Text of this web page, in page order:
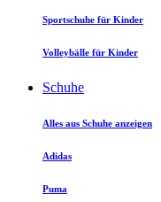
Sportschuhe für Kinder
Volleybälle für Kinder
Schuhe
Alles aus Schuhe anzeigen
Adidas
Puma